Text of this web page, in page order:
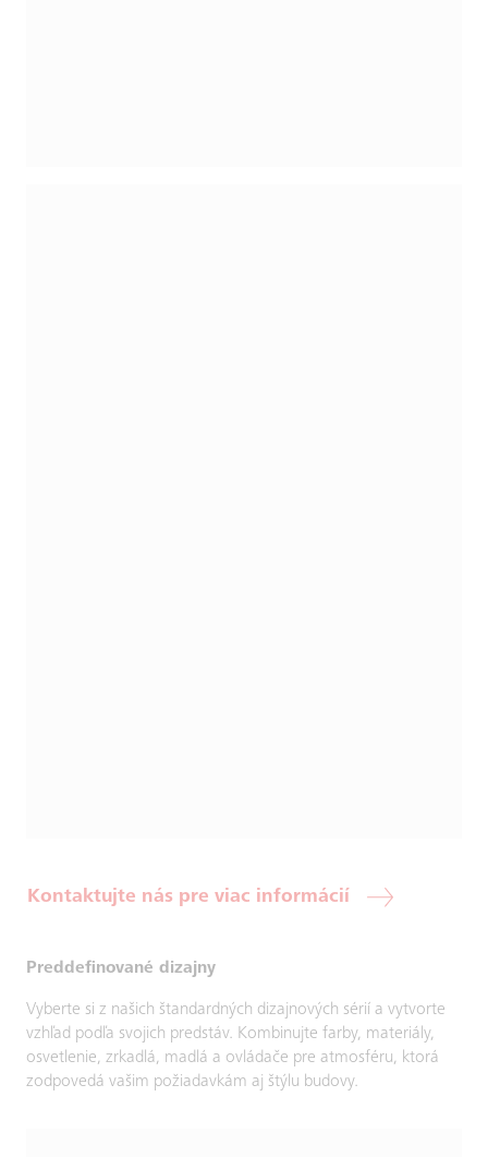
Kontaktujte nás pre viac informácií
Preddefinované dizajny
Vyberte si z našich štandardných dizajnových sérií a vytvorte
vzhľad podľa svojich predstáv. Kombinujte farby, materiály,
osvetlenie, zrkadlá, madlá a ovládače pre atmosféru, ktorá
zodpovedá vašim požiadavkám aj štýlu budovy.